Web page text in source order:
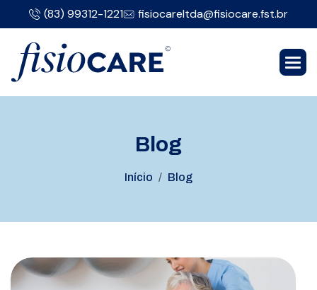
(83) 99312-1221 fisiocareltda@fisiocare.fst.br
B og
Início Blog